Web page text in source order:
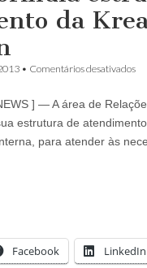
da
• Comentários desativadosem
e
] — A área de
estrutura de
para atender às
Facebook LinkedIn